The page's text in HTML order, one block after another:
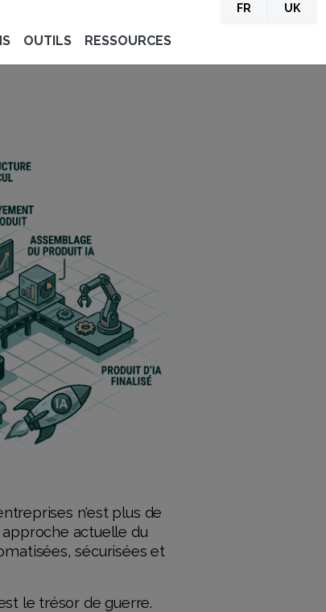
FR UK
OUTILS RESSOURCES
n'est plus de
approche actuelle du
sécurisées et
le trésor de guerre.